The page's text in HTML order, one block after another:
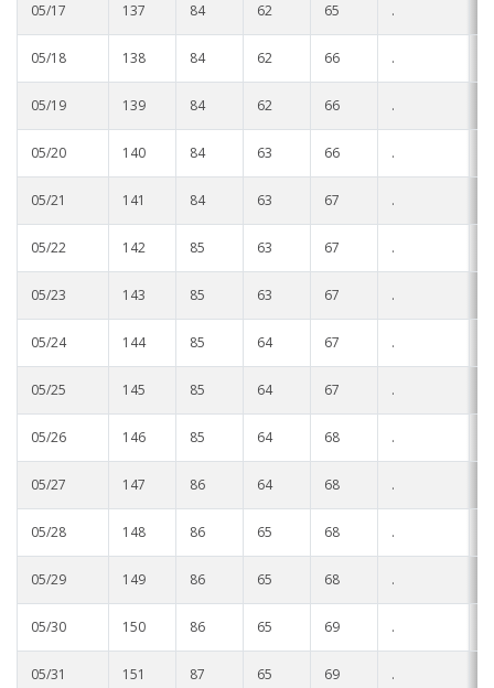
05/17 137 84 62 65 .
05/18 138 84 62 66 .
05/19 139 84 62 66 .
05/20 140 84 63 66 .
05/21 141 84 63 67 .
05/22 142 85 63 67 .
05/23 143 85 63 67 .
05/24 144 85 64 67 .
05/25 145 85 64 67 .
05/26 146 85 64 68 .
05/27 147 86 64 68 .
05/28 148 86 65 68 .
05/29 149 86 65 68 .
05/30 150 86 65 69 .
05/31 151 87 65 69 .